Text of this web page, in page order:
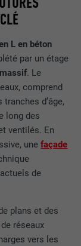
L en béton
par un étage
. Le
comprend
d’âge,
long des
ventilés. En
unefaçade
de
plans et des
réseaux
vers les